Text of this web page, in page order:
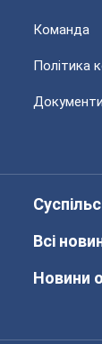
Команда
Політика
Документи
Всі
Новини